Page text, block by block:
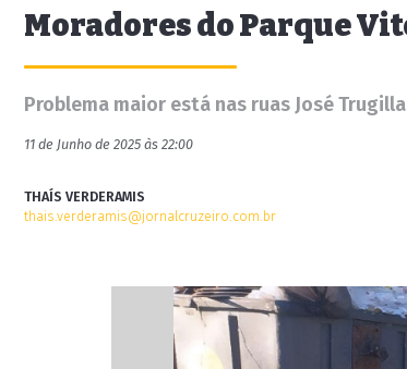
Moradores do Parque
Problema maior está nas ruas José
11 de Junho de 2025 às 22:00
THAÍS VERDERAMIS
thais.verderamis@jornalcruzeiro.com.br